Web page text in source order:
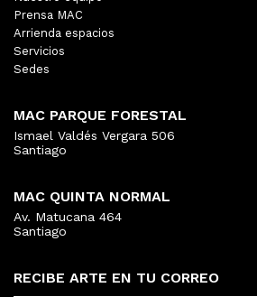
RECIBE ARTE EN TU CORREO
Prensa MAC
Arrienda espacios
Servicios
Sedes
MAC PARQUE FORESTAL
Ismael Valdés Vergara 506
Santiago
MAC QUINTA NORMAL
Av. Matucana 464
Santiago